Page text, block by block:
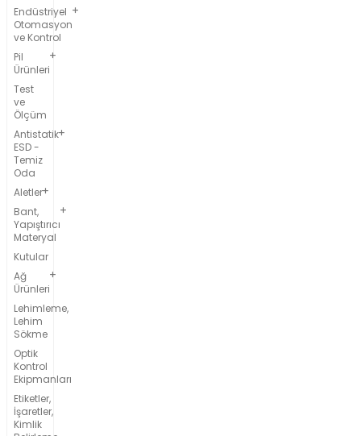
Endüstriyel
Otomasyon
ve Kontrol
Pil
Ürünleri
Test
ve
Ölçüm
Antistatik
ESD -
Temiz
Oda
Aletler
Bant,
Yapıştırıcı
Materyal
Kutular
Ağ
Ürünleri
Lehimleme,
Lehim
Sökme
Optik
Kontrol
Ekipmanları
Etiketler,
İşaretler,
Kimlik